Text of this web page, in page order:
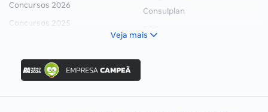
Concursos 2026
Concursos 2025
Concurso Ibama
Concurso MPU
Editais publicados
Consulplan
Veja mais